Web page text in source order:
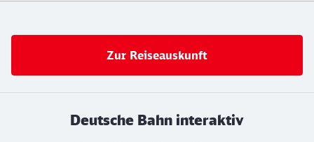
Zur Reiseauskunft
Deutsche Bahn interaktiv